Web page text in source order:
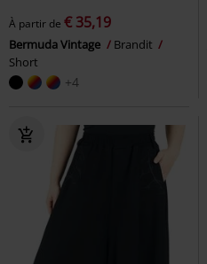
À partir de € 35,19
Bermuda Vintage
Brandit
Short
+4